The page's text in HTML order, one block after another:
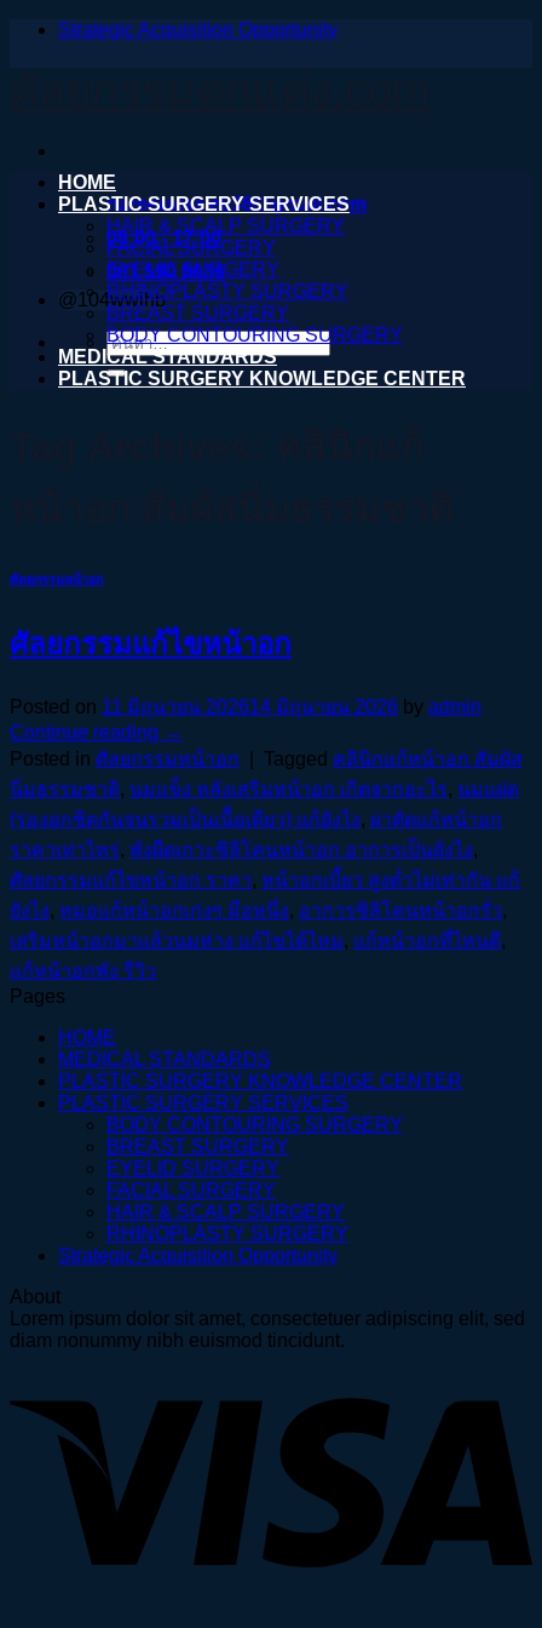
ข้าม
Strategic Acquisition Opportunity
nareeratsale936@gmail.com
08:00 - 17:00
061 590 6036
@104wwihb
ค้นหา:
HOME
PLASTIC SURGERY SERVICES
HAIR & SCALP SURGERY
FACIAL SURGERY
EYELID SURGERY
RHINOPLASTY SURGERY
BREAST SURGERY
BODY CONTOURING SURGERY
MEDICAL STANDARDS
PLASTIC SURGERY KNOWLEDGE CENTER
ศัลยกรรมหน้าอก
ศัลยกรรมแก้ไขหน้าอก
Posted on 11 มิถุนายน 202614 มิถุนายน 2026 by admin
Continue reading →
Posted in ศัลยกรรมหน้าอก Tagged คลินิกแก้หน้าอก สัมผัส
นิ่มธรรมชาติ, นมแข็ง หลังเสริมหน้าอก เกิดจากอะไร, นมแฝด
(ร่องอกชิดกันจนรวมเป็นเนื้อเดียว) แก้ยังไง, ผ่าตัดแก้หน้าอก
ราคาเท่าไหร่, พังผืดเกาะซิลิโคนหน้าอก อาการเป็นยังไง,
ศัลยกรรมแก้ไขหน้าอก ราคา, หน้าอกเบี้ยว สูงต่ำไม่เท่ากัน แก้
ยังไง, หมอแก้หน้าอกเก่งๆ มือหนึ่ง, อาการซิลิโคนหน้าอกรั่ว,
เสริมหน้าอกมาแล้วนมห่าง แก้ไขได้ไหม, แก้หน้าอกที่ไหนดี,
แก้หน้าอกพัง รีวิว
Pages
HOME
MEDICAL STANDARDS
PLASTIC SURGERY KNOWLEDGE CENTER
PLASTIC SURGERY SERVICES
BODY CONTOURING SURGERY
BREAST SURGERY
EYELID SURGERY
FACIAL SURGERY
HAIR & SCALP SURGERY
RHINOPLASTY SURGERY
Strategic Acquisition Opportunity
About
Lorem ipsum dolor sit amet, consectetuer adipiscing elit, sed
diam nonummy nibh euismod tincidunt.